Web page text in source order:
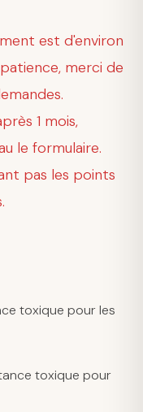
est d'environ
merci de
1 mois,
le formulaire.
pas les points
toxique pour les
toxique pour